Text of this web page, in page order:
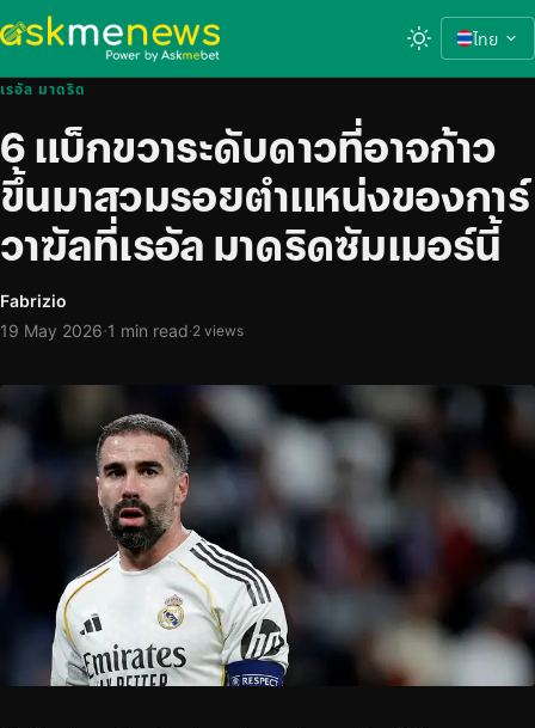
ไทย
เรอัล มาดริด
6 แบ็กขวาระดับดาวที่อาจก้าว
ขึ้นมาสวมรอยตำแหน่งของการ์
วาฆัลที่เรอัล มาดริดซัมเมอร์นี้
Fabrizio
19 May 2026·1 min read·2 views